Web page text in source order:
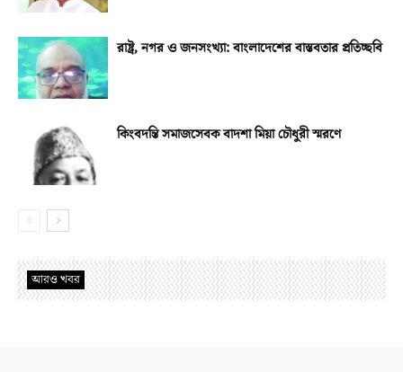
রাষ্ট্র, নগর ও জনসংখ্যা: বাংলাদেশের বাস্তবতার প্রতিচ্ছবি
কিংবদন্তি সমাজসেবক বাদশা মিয়া চৌধুরী স্মরণে
আরও খবর